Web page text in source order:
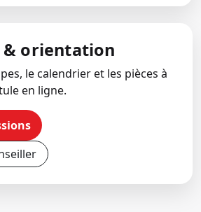
& orientation
le calendrier et les pièces à
en ligne.